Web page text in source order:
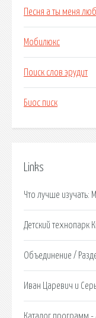
Песня а ты меня
Мобилюкс
Поиск слов эрудит
Биос писк
Links
Что лучше изучать:
Детский технопарк
Объединение /
Иван Царевич и